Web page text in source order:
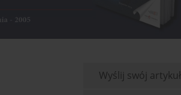
Wyślij swój artykuł